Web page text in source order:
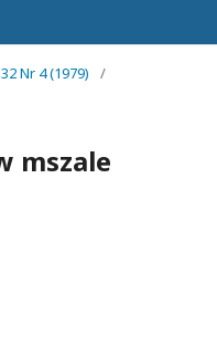
Nr 4 (1979)
/
mszale